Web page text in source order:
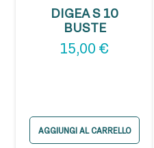
DIGEA S 10
BUSTE
15,00 €
AGGIUNGI AL CARRELLO